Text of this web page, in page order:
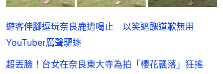
遊客伸腳逗玩奈良鹿遭喝止 以笑遮醜道歉無用
YouTuber厲聲驅逐
超丟臉！台女在奈良東大寺為拍「櫻花飄落」狂搖